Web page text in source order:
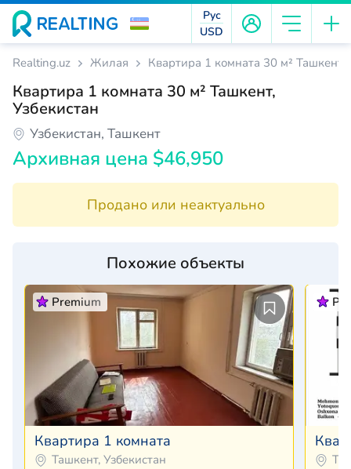
Рус
USD
Realting.uz Жилая Квартира 1 комната 30 м² Ташкент,
Квартира 1 комната 30 м² Ташкент,
Узбекистан
Узбекистан, Ташкент
Архивная цена $46,950
Продано или неактуально
Похожие объекты
Premium
Квартира 1 комната
Ташкент, Узбекистан